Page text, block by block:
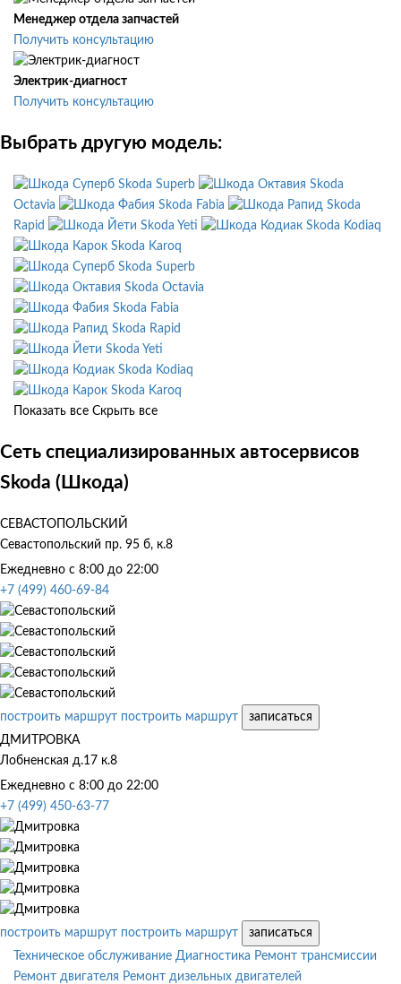
Менеджер отдела запчастей
Получить консультацию
Электрик-диагност
Получить консультацию
Выбрать другую модель:
Skoda Superb
Skoda
Octavia
Skoda Fabia
Skoda
Rapid
Skoda Yeti
Skoda Kodiaq
Skoda Karoq
Skoda Superb
Skoda Octavia
Skoda Fabia
Skoda Rapid
Skoda Yeti
Skoda Kodiaq
Skoda Karoq
Показать все Скрыть все
Сеть специализированных автосервисов
Skoda (Шкода)
СЕВАСТОПОЛЬСКИЙ
Севастопольский пр. 95 б, к.8
Ежедневно с 8:00 до 22:00
+7 (499) 460-69-84
построить маршрут построить маршрут
записаться
ДМИТРОВКА
Лобненская д.17 к.8
Ежедневно с 8:00 до 22:00
+7 (499) 450-63-77
построить маршрут построить маршрут
записаться
Техническое обслуживание Диагностика Ремонт трансмиссии
Ремонт двигателя Ремонт дизельных двигателей